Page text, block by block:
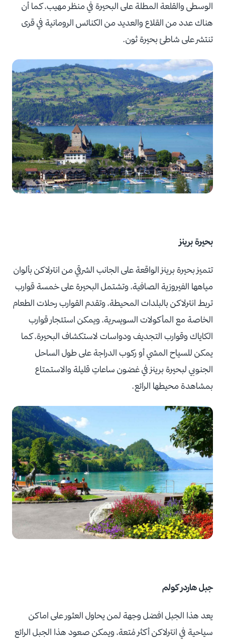
الوسطى والقلعة المطلة على البحيرة في منظر مهيب، كما أن
هناك عدد من القلاع والعديد من الكنائس الرومانية في قرى
تنتشر على شاطئ بحيرة ثون.
بحيرة برينز
تتميز بحيرة برينز الواقعة على الجانب الشرقي من انترلاكن بألوان
مياهها الفيروزية الصافية، وتشتمل البحيرة على خمسة قوارب
تربط انترلاكن بالبلدات المحيطة، وتقدم القوارب رحلات الطعام
الخاصة مع المأكولات السويسرية، ويمكن استئجار قوارب
الكاياك وقوارب التجديف ودواسات لاستكشاف البحيرة، كما
يمكن للسياح المشي أو ركوب الدراجة على طول الساحل
الجنوبي لبحيرة برينز في غضون ساعاتٍ قليلة والاستمتاع
بمشاهدة محيطها الرائع.
جبل هاردر كولم
يعد هذا الجبل افضل وجهة لمن يحاول العثور على اماكن
سياحية في انترلاكن أكثر مُتعة، ويمكن صعود هذا الجبل الرائع